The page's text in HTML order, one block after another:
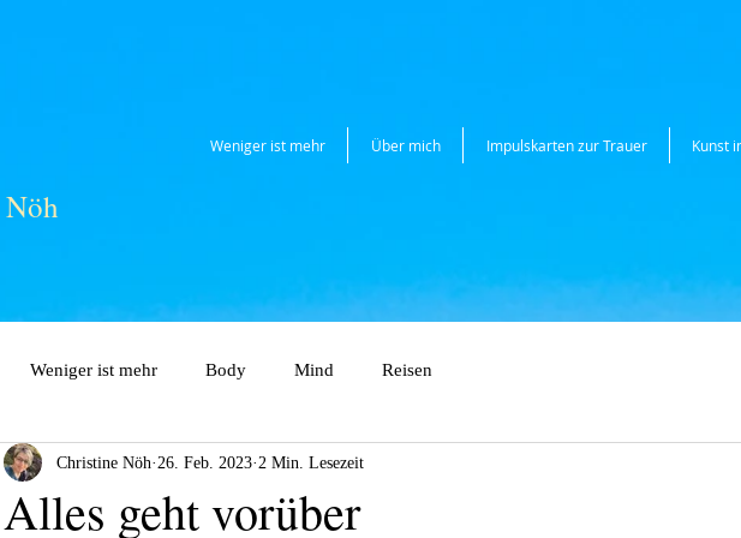
Weniger ist mehr Über mich Impulskarten zur Trauer Kunst
Weniger ist mehr Body Mind Reisen
Alles geht vorüber
Christine Nöh 26. Feb. 2023 2 Min. Lesezeit